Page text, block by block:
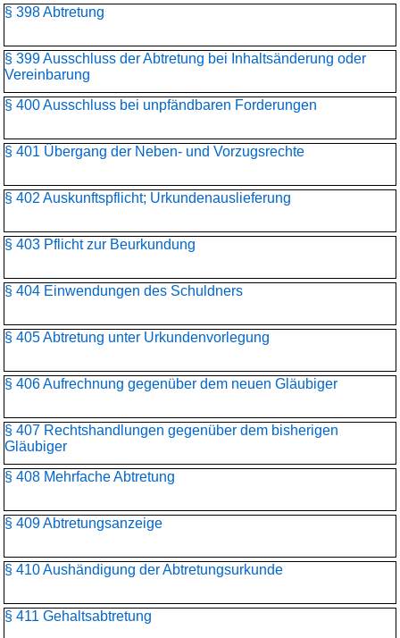
§ 398 Abtretung
§ 399 Ausschluss der Abtretung bei Inhaltsänderung oder
Vereinbarung
§ 400 Ausschluss bei unpfändbaren Forderungen
§ 401 Übergang der Neben- und Vorzugsrechte
§ 402 Auskunftspflicht; Urkundenauslieferung
§ 403 Pflicht zur Beurkundung
§ 404 Einwendungen des Schuldners
§ 405 Abtretung unter Urkundenvorlegung
§ 406 Aufrechnung gegenüber dem neuen Gläubiger
§ 407 Rechtshandlungen gegenüber dem bisherigen
Gläubiger
§ 408 Mehrfache Abtretung
§ 409 Abtretungsanzeige
§ 410 Aushändigung der Abtretungsurkunde
§ 411 Gehaltsabtretung